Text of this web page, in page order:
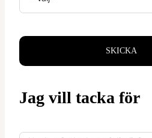
SKICKA
Jag vill tacka för